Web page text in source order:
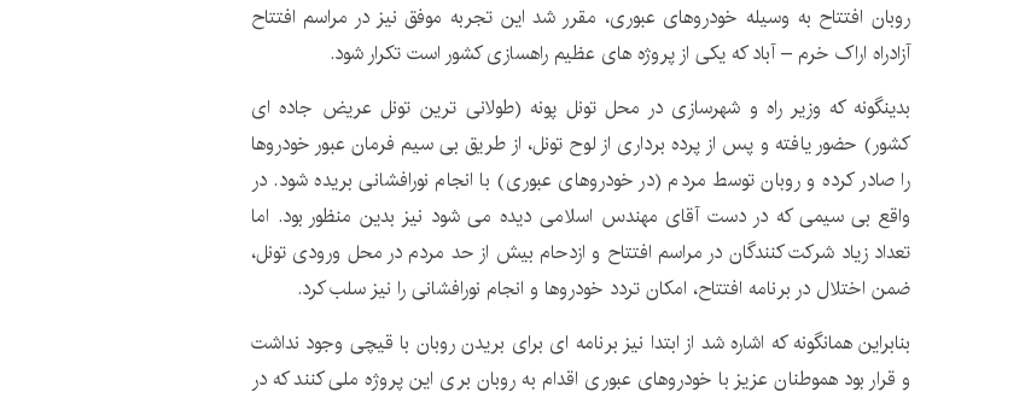
روبان افتتاح به وسیله خودروهای عبوری، مقرر شد این تجربه موفق نیز در مراسم افتتاح
آزادراه اراک خرم – آباد که یکی از پروژه های عظیم راهسازی کشور است تکرار شود.
بدینگونه که وزیر راه و شهرسازی در محل تونل پونه (طولانی ترین تونل عریض جاده ای
کشور) حضور یافته و پس از پرده برداری از لوح تونل، از طریق بی سیم فرمان عبور خودروها
را صادر کرده و روبان توسط مردم (در خودروهای عبوری) با انجام نورافشانی بریده شود. در
واقع بی سیمی که در دست آقای مهندس اسلامی دیده می شود نیز بدین منظور بود. اما
تعداد زیاد شرکت کنندگان در مراسم افتتاح و ازدحام بیش از حد مردم در محل ورودی تونل،
ضمن اختلال در برنامه افتتاح، امکان تردد خودروها و انجام نورافشانی را نیز سلب کرد.
بنابراین همانگونه که اشاره شد از ابتدا نیز برنامه ای برای بریدن روبان با قیچی وجود نداشت
و قرار بود هموطنان عزیز با خودروهای عبوری اقدام به روبان بری این پروژه ملی کنند که در